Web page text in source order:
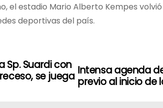
el estadio Mario Alberto Kempes
deportivas del país.
Intensa agenda
previo al inicio de
Sp. Suardi con
se juega